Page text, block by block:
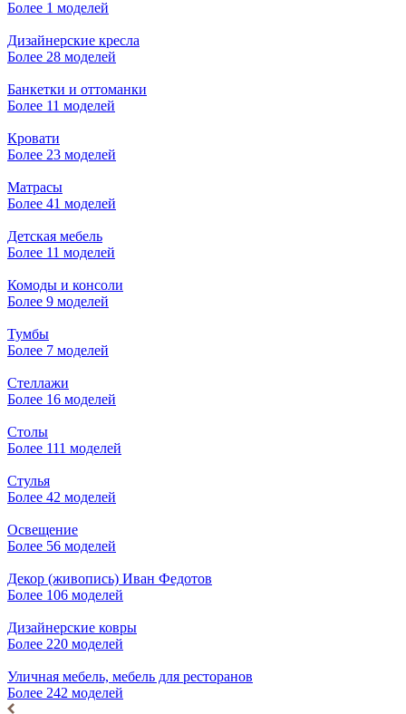
Более 1 моделей
Дизайнерские кресла
Более 28 моделей
Банкетки и оттоманки
Более 11 моделей
Кровати
Более 23 моделей
Матрасы
Более 41 моделей
Детская мебель
Более 11 моделей
Комоды и консоли
Более 9 моделей
Тумбы
Более 7 моделей
Стеллажи
Более 16 моделей
Столы
Более 111 моделей
Стулья
Более 42 моделей
Освещение
Более 56 моделей
Декор (живопись) Иван Федотов
Более 106 моделей
Дизайнерские ковры
Более 220 моделей
Уличная мебель, мебель для ресторанов
Более 242 моделей